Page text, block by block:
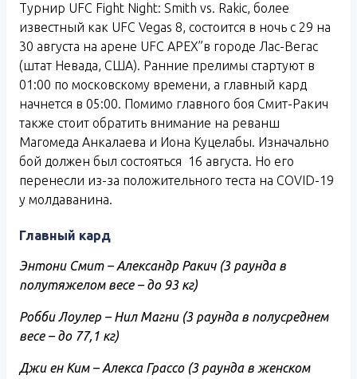
Турнир UFC Fight Night: Smith vs. Rakic, более
известный как UFC Vegas 8, состоится в ночь с 29 на
30 августа на арене UFC APEX”в городе Лас-Вегас
(штат Невада, США). Ранние прелимы стартуют в
01:00 по московскому времени, а главный кард
начнется в 05:00. Помимо главного боя Смит-Ракич
также стоит обратить внимание на реванш
Магомеда Анкалаева и Иона Куцелабы. Изначально
бой должен был состояться 16 августа. Но его
перенесли из-за положительного теста на COVID-19
у молдаванина.
Главный кард
Энтони Смит – Александр Ракич (3 раунда в
полутяжелом весе – до 93 кг)
Робби Лоулер – Нил Магни (3 раунда в полусреднем
весе – до 77,1 кг)
Джи ен Ким – Алекса Грассо (3 раунда в женском